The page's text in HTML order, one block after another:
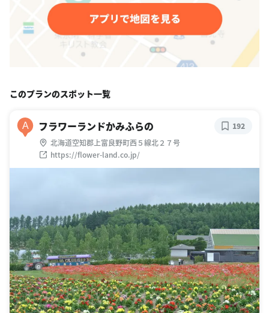
このプランのスポット一覧
A フラワーランドかみふらの
北海道空知郡上富良野町西５線北２７号
https://flower-land.co.jp/
192